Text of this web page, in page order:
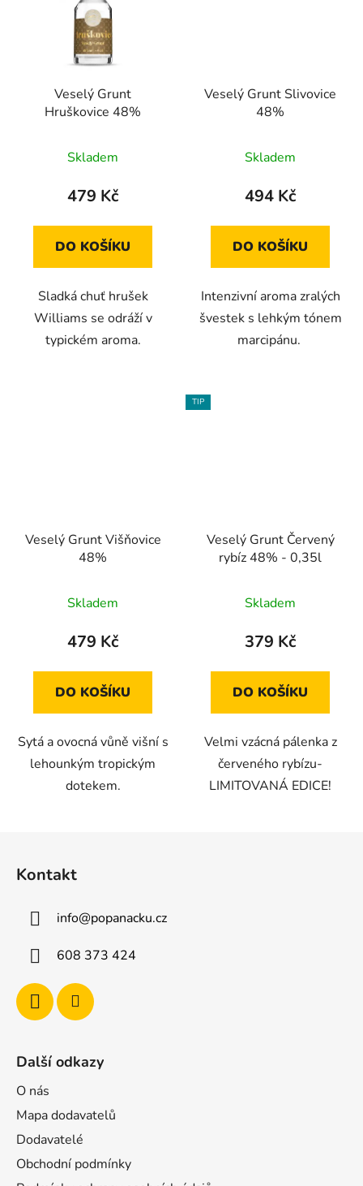
Veselý Grunt
Hruškovice 48%
Skladem
479 Kč
DO KOŠÍKU
Sladká chuť hrušek
Williams se odráží v
typickém aroma.
Veselý Grunt Slivovice
48%
Skladem
494 Kč
DO KOŠÍKU
Intenzivní aroma zralých
švestek s lehkým tónem
marcipánu.
Veselý Grunt Višňovice
48%
Skladem
479 Kč
DO KOŠÍKU
Sytá a ovocná vůně višní s
lehounkým tropickým
dotekem.
TIP
Veselý Grunt Červený
rybíz 48% - 0,35l
Skladem
379 Kč
DO KOŠÍKU
Velmi vzácná pálenka z
červeného rybízu-
LIMITOVANÁ EDICE!
Kontakt
info@popanacku.cz
608 373 424
Další odkazy
O nás
Mapa dodavatelů
Dodavatelé
Obchodní podmínky